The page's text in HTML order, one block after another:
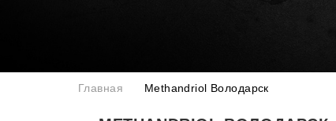
Главная Methandriol Володарск